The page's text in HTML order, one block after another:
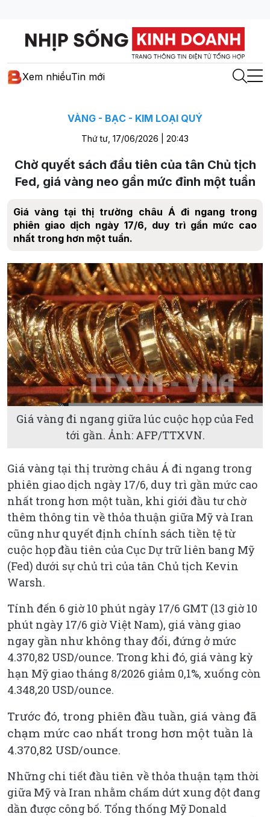
Xem nhiềuTin mới
VÀNG - BẠC - KIM LOẠI QUÝ
Thứ tư, 17/06/2026 | 20:43
Chờ quyết sách đầu tiên của tân Chủ tịch
Fed, giá vàng neo gần mức đỉnh một tuần
Giá vàng tại thị trường châu Á đi ngang trong
phiên giao dịch ngày 17/6, duy trì gần mức cao
nhất trong hơn một tuần.
Giá vàng đi ngang giữa lúc cuộc họp của Fed
tới gần. Ảnh: AFP/TTXVN.
Giá vàng tại thị trường châu Á đi ngang trong
phiên giao dịch ngày 17/6, duy trì gần mức cao
nhất trong hơn một tuần, khi giới đầu tư chờ
thêm thông tin về thỏa thuận giữa Mỹ và Iran
cũng như quyết định chính sách tiền tệ từ
cuộc họp đầu tiên của Cục Dự trữ liên bang Mỹ
(Fed) dưới sự chủ trì của tân Chủ tịch Kevin
Warsh.
Tính đến 6 giờ 10 phút ngày 17/6 GMT (13 giờ 10
phút ngày 17/6 giờ Việt Nam), giá vàng giao
ngay gần như không thay đổi, đứng ở mức
4.370,82 USD/ounce. Trong khi đó, giá vàng kỳ
hạn Mỹ giao tháng 8/2026 giảm 0,1%, xuống còn
4.348,20 USD/ounce.
Trước đó, trong phiên đầu tuần, giá vàng đã
chạm mức cao nhất trong hơn một tuần là
4.370,82 USD/ounce.
Những chi tiết đầu tiên về thỏa thuận tạm thời
giữa Mỹ và Iran nhằm chấm dứt xung đột đang
dần được công bố. Tổng thống Mỹ Donald